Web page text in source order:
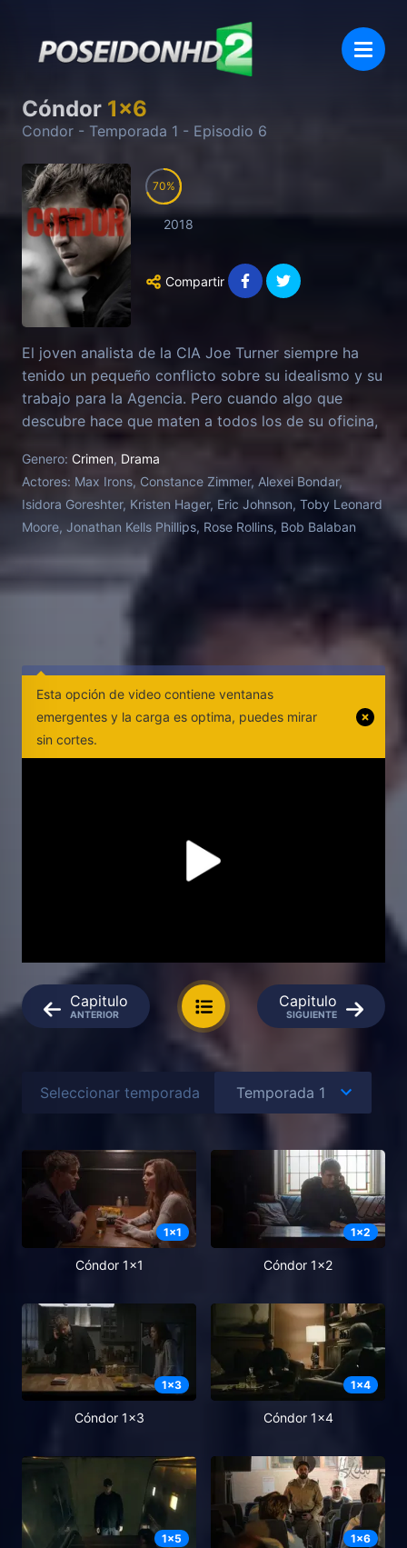
Cóndor 1x6
Condor - Temporada 1 - Episodio 6
70
2018
Compartir
El joven analista de la CIA Joe Turner siempre ha
tenido un pequeño conflicto sobre su idealismo y su
trabajo para la Agencia. Pero cuando algo que
descubre hace que maten a todos los de su oficina,
dejando a Joe como el único superviviente y
obligándole a huir, las reservas que siempre albergó
sobre lo que hacía se convierten en dilemas morales
demasiado reales. Bajo presión de vida o muerte,
Joe se verá obligado a redefinir quién es y de lo que
es capaz para descubrir quién está detrás de esta
conspiración de largo alcance, y evitar que
de Sydney Pollack "Three Days of the Condor"
(1975).
Genero: Crimen, Drama
Actores: Max Irons, Constance Zimmer, Alexei Bondar,
Isidora Goreshter, Kristen Hager, Eric Johnson, Toby Leonard
Moore, Jonathan Kells Phillips, Rose Rollins, Bob Balaban
Esta opción de video contiene ventanas
emergentes y la carga es optima, puedes mirar
sin cortes.
Capitulo
ANTERIOR
Capitulo
SIGUIENTE
Seleccionar temporada
1x1
Cóndor 1x1
1x2
Cóndor 1x2
1x3
Cóndor 1x3
1x4
Cóndor 1x4
1x5 1x6